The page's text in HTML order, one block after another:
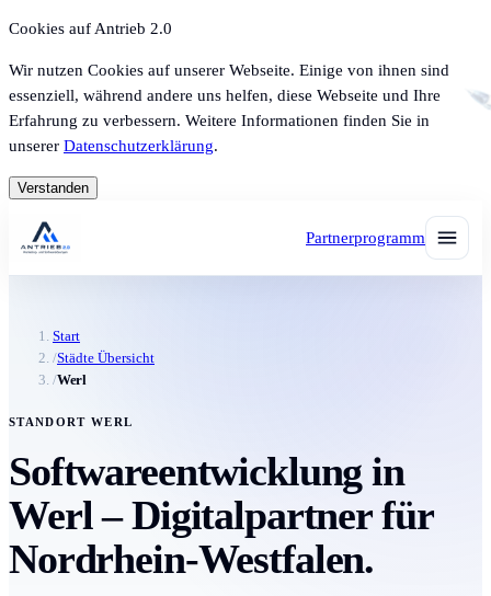
Cookies auf Antrieb 2.0
Wir nutzen Cookies auf unserer Webseite. Einige von ihnen sind
essenziell, während andere uns helfen, diese Webseite und Ihre
Erfahrung zu verbessern. Weitere Informationen finden Sie in
unserer Datenschutzerklärung.
Verstanden
Partnerprogramm
Start
/Städte Übersicht
/Werl
STANDORT WERL
Softwareentwicklung in
Werl – Digitalpartner für
Nordrhein-Westfalen.